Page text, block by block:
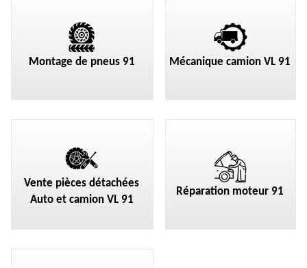
Montage de pneus 91 Mécanique camion VL 91
Vente pièces détachées
Auto et camion VL 91
Réparation moteur 91